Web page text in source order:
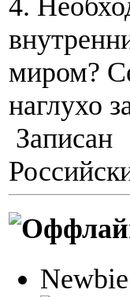
4.
миром?
наглухо
Записан
Newbie